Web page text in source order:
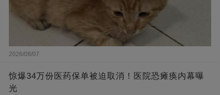
2026/08/07
惊爆34万份医药保单被迫取消！医院恐瘫痪内幕曝
光